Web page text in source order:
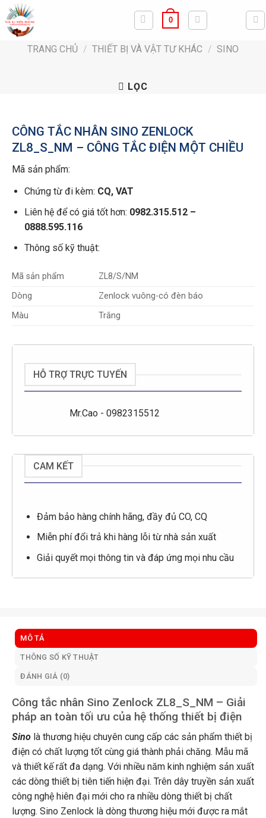
Bỏ
qua
nội
0
TRANG CHỦ / THIẾT BỊ VÀ VẬT TƯ KHÁC / SINO
LỌC
CÔNG TẮC NHÂN SINO ZENLOCK
ZL8_S_NM – CÔNG TẮC ĐIỆN MỘT CHIỀU
Mã sản phẩm:
Chứng từ đi kèm: CQ, VAT
Liên hệ để có giá tốt hơn: 0982.315.512 –
0888.595.116
Thông số kỹ thuật:
Mã sản phẩm
ZL8/S/NM
Dòng
Zenlock vuông-có đèn báo
Màu
Trắng
HỖ TRỢ TRỰC TUYẾN
Mr.Cao - 0982315512
CAM KẾT
Đảm bảo hàng chính hãng, đầy đủ CO, CQ
Miễn phí đổi trả khi hàng lỗi từ nhà sản xuất
Giải quyết mọi thông tin và đáp ứng mọi nhu cầu
MÔ TẢ
THÔNG SỐ KỸ THUẬT
ĐÁNH GIÁ (0)
Công tắc nhân Sino Zenlock ZL8_S_NM – Giải
pháp an toàn tối ưu của hệ thống thiết bị điện
Sinolà thương hiệu chuyên cung cấp các sản phẩm thiết bị
điện có chất lượng tốt cùng giá thành phải chăng. Mẫu mã
và thiết kế rất đa dạng. Với nhiều năm kinh nghiệm sản xuất
các dòng thiết bị tiên tiến hiện đại. Trên dây truyền sản xuất
công nghệ hiên đại mới cho ra nhiều dòng thiết bị chất
lượng. Sino Zenlock là dòng thương hiệu mới được ra mắt